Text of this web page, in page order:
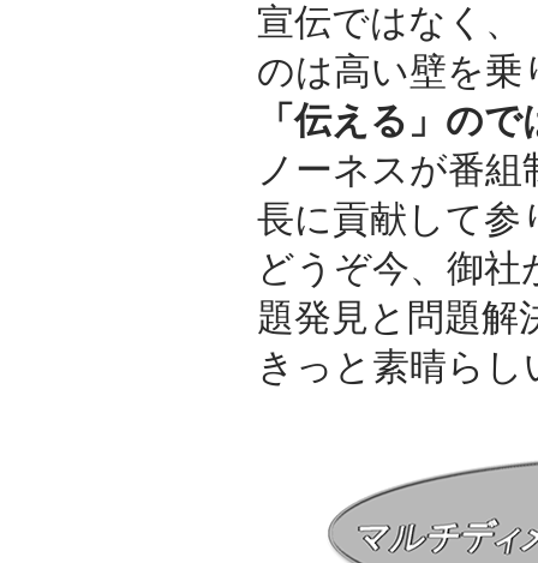
宣伝ではなく、
のは高い壁を
「伝える」の
ノーネスが番
長に貢献して参
どうぞ今、御
題発見と問題解
きっと素晴ら